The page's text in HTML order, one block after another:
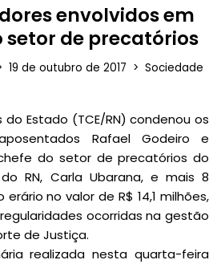
envolvidos em
de precatórios
19 de outubro de 2017 Sociedade
Estado (TCE/RN) condenou os
Rafael Godeiro e
do setor de precatórios do
RN, Carla Ubarana, e mais 8
no valor de R$ 14,1 milhões,
ocorridas na gestão
de Justiça.
realizada nesta quarta-feira